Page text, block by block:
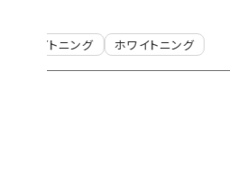
オフィスホワイトニング